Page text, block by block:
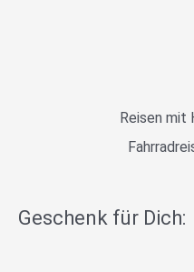
Reisen mit
Geschenk für Dich: